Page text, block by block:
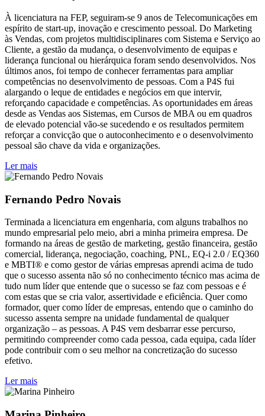
À licenciatura na FEP, seguiram-se 9 anos de Telecomunicações em
espírito de start-up, inovação e crescimento pessoal. Do Marketing
às Vendas, com projetos multidisciplinares com Sistema e Serviço ao
Cliente, a gestão da mudança, o desenvolvimento de equipas e
liderança funcional ou hierárquica foram sendo desenvolvidos. Nos
últimos anos, foi tempo de conhecer ferramentas para ampliar
competências no desenvolvimento de pessoas. Com a P4S fui
alargando o leque de entidades e negócios em que intervir,
reforçando capacidade e competências. As oportunidades em áreas
desde as Vendas aos Sistemas, em Cursos de MBA ou em quadros
de elevado potencial vão-se sucedendo e os resultados permitem
reforçar a convicção que o autoconhecimento e o desenvolvimento
pessoal são chave da vida e organizações.
Ler mais
Fernando Pedro Novais
Terminada a licenciatura em engenharia, com alguns trabalhos no
mundo empresarial pelo meio, abri a minha primeira empresa. De
formando na áreas de gestão de marketing, gestão financeira, gestão
comercial, liderança, negociação, coaching, PNL, EQ-i 2.0 / EQ360
e MBTI® e como gestor de várias empresas aprendi acima de tudo
que o sucesso assenta não só no conhecimento técnico mas acima de
tudo num líder que entende que o sucesso se faz com pessoas e é
com estas que se cria valor, assertividade e eficiência. Quer como
formador, quer como líder de empresas, entendo que o caminho do
sucesso assenta sempre na unidade fundamental de qualquer
organização – as pessoas. A P4S vem desbarrar esse percurso,
permitindo compreender como cada pessoa, cada equipa, cada líder
pode contribuir com o seu melhor na concretização do sucesso
efetivo.
Ler mais